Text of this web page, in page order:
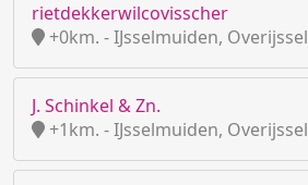
rietdekkerwilcovisscher
+0km. - IJsselmuiden, Overijssel
J. Schinkel & Zn.
+1km. - IJsselmuiden, Overijssel